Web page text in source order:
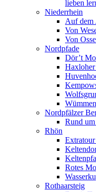
lieben
Niederrhein
Auf dem
Von
Von
Nordpfade
Dör’t
Nordpfälzer
Rund
Rhön
Rotes
Rothaarsteig